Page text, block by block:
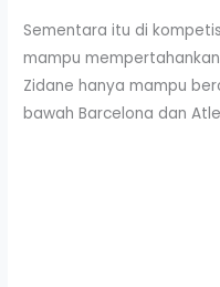
Sementara itu di
mampu
Zidane hanya mampu
bawah Barcelona dan